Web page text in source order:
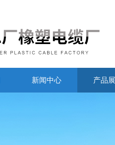
新闻中心 产品